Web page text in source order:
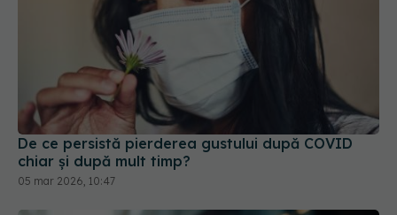
De ce persistă pierderea gustului după COVID
chiar și după mult timp?
05 mar 2026, 10:47